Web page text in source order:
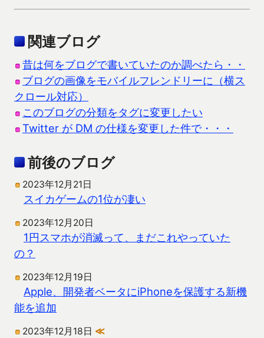
関連ブログ
昔は何をブログで書いていたのか調べたら・・
ブログの画像をモバイルフレンドリーに（横ス
クロール対応）
このブログの分類をタグに変更したい
Twitter が DM の仕様を変更した件で・・・
前後のブログ
2023年12月21日
スイカゲームの1位が凄い
2023年12月20日
1円スマホが消滅って、まだこれやっていた
の？
2023年12月19日
Apple、開発者ベータにiPhoneを保護する新機
能を追加
2023年12月18日 ≪